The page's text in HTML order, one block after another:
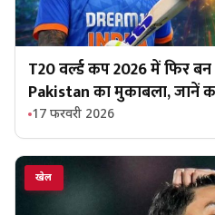
T20 वर्ल्ड कप 2026 में फिर
Pakistan का मुकाबला,
17 फरवरी 2026
खेल